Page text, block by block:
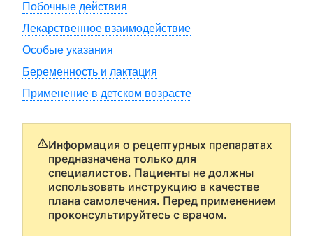
Побочные действия
Лекарственное взаимодействие
Особые указания
Беременность и лактация
Применение в детском возрасте
Информация о рецептурных препаратах
предназначена только для
специалистов. Пациенты не должны
использовать инструкцию в качестве
плана самолечения. Перед применением
проконсультируйтесь с врачом.